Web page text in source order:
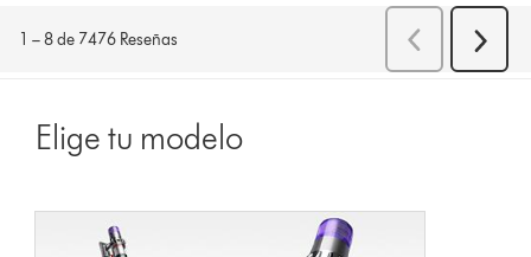
Elige tu modelo